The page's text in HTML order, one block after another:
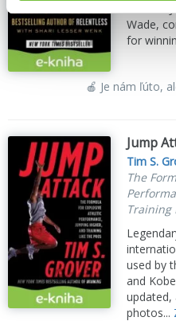
Wade,
for
🍎 Je nám ľúto,
Jump
Tim S.
The
Training
used by
and
updated,
photos...